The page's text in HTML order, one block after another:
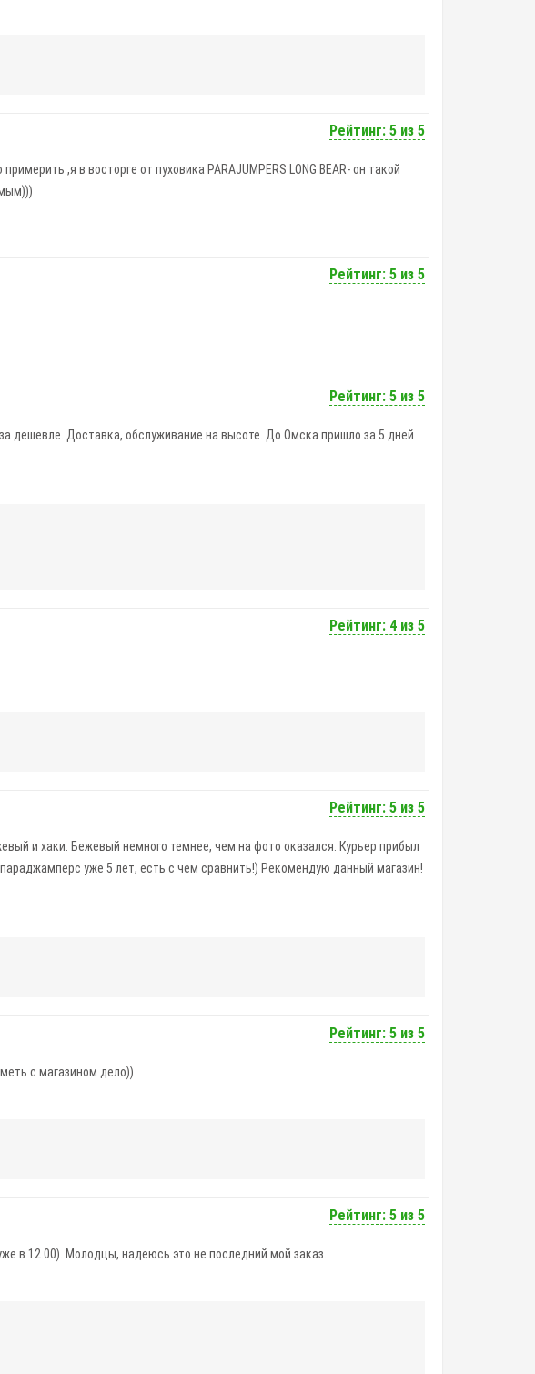
Рейтинг: 5 из 5
,я в восторге от пуховика PARAJUMPERS LONG BEAR- он такой
Рейтинг: 5 из 5
Рейтинг: 5 из 5
дешевле. Доставка, обслуживание на высоте. До Омска пришло за 5 дней
Рейтинг: 4 из 5
Рейтинг: 5 из 5
и хаки. Бежевый немного темнее, чем на фото оказался. Курьер прибыл
уже 5 лет, есть с чем сравнить!) Рекомендую данный магазин!
Рейтинг: 5 из 5
с магазином дело))
Рейтинг: 5 из 5
в 12.00). Молодцы, надеюсь это не последний мой заказ.